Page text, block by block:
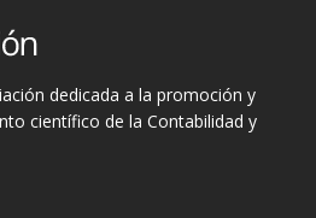
dedicada a la promoción y
científico de la Contabilidad y